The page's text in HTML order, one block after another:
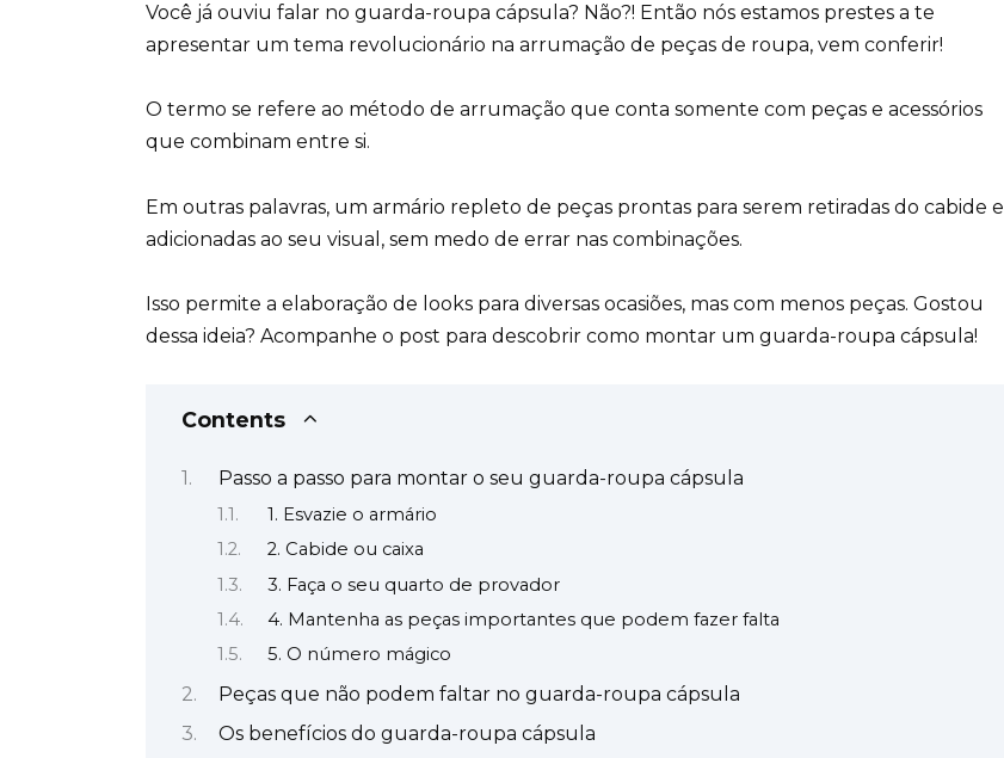
Você já ouviu falar no guarda-roupa cápsula? Não?! Então nós estamos prestes a te
apresentar um tema revolucionário na arrumação de peças de roupa, vem conferir!
O termo se refere ao método de arrumação que conta somente com peças e acessórios
que combinam entre si.
Em outras palavras, um armário repleto de peças prontas para serem retiradas do cabide e
adicionadas ao seu visual, sem medo de errar nas combinações.
Isso permite a elaboração de looks para diversas ocasiões, mas com menos peças. Gostou
dessa ideia? Acompanhe o post para descobrir como montar um guarda-roupa cápsula!
Contents
Passo a passo para montar o seu guarda-roupa cápsula
1. Esvazie o armário
2. Cabide ou caixa
3. Faça o seu quarto de provador
4. Mantenha as peças importantes que podem fazer falta
5. O número mágico
Peças que não podem faltar no guarda-roupa cápsula
Os benefícios do guarda-roupa cápsula